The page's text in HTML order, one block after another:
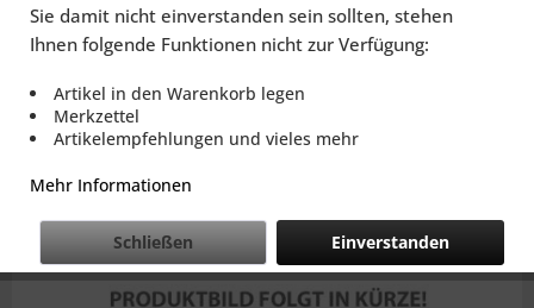
Sie damit nicht einverstanden sein sollten, stehen
Ihnen folgende Funktionen nicht zur Verfügung:
Artikel in den Warenkorb legen
Merkzettel
Artikelempfehlungen und vieles mehr
Mehr Informationen
Einverstanden
Schließen